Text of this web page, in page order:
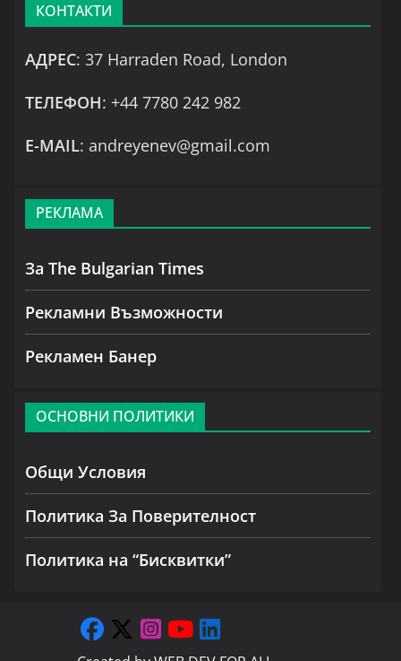
КОНТАКТИ
АДРЕС: 37 Harraden Road, London
ТЕЛЕФОН: +44 7780 242 982
Е-MAIL: andreyenev@gmail.com
РЕКЛАМА
За The Bulgarian Times
Рекламни Възможности
Рекламен Банер
ОСНОВНИ ПОЛИТИКИ
Общи Условия
Политика За Поверителност
Политика на “Бисквитки”